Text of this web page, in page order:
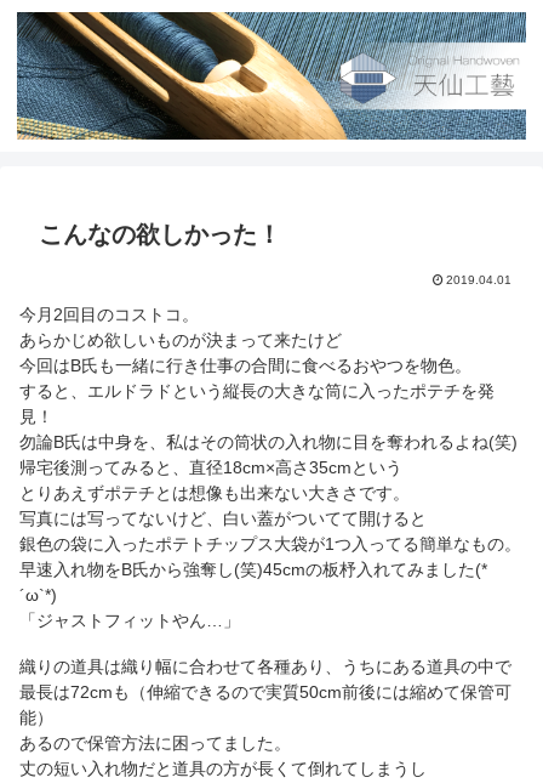
こんなの欲しかった！
2019.04.01
今月2回目のコストコ。
あらかじめ欲しいものが決まって来たけど
今回はB氏も一緒に行き仕事の合間に食べるおやつを物色。
すると、エルドラドという縦長の大きな筒に入ったポテチを発
見！
勿論B氏は中身を、私はその筒状の入れ物に目を奪われるよね(笑)
帰宅後測ってみると、直径18cm×高さ35cmという
とりあえずポテチとは想像も出来ない大きさです。
写真には写ってないけど、白い蓋がついてて開けると
銀色の袋に入ったポテトチップス大袋が1つ入ってる簡単なもの。
早速入れ物をB氏から強奪し(笑)45cmの板杼入れてみました(*
´ω`*)
「ジャストフィットやん…」
織りの道具は織り幅に合わせて各種あり、うちにある道具の中で
最長は72cmも（伸縮できるので実質50cm前後には縮めて保管可
能）
あるので保管方法に困ってました。
丈の短い入れ物だと道具の方が長くて倒れてしまうし